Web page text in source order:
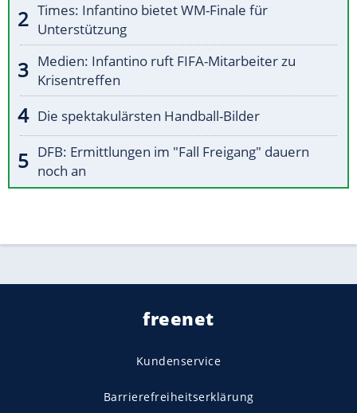
Times: Infantino bietet WM-Finale für
Unterstützung
Medien: Infantino ruft FIFA-Mitarbeiter zu
Krisentreffen
Die spektakulärsten Handball-Bilder
DFB: Ermittlungen im "Fall Freigang" dauern
noch an
freenet
Kundenservice
Barrierefreiheitserklärung